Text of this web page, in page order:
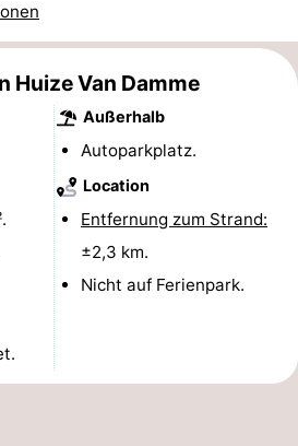
Huize Van Damme
Außerhalb
Autoparkplatz.
Location
Entfernung zum Strand:
±2,3 km.
Nicht auf Ferienpark.